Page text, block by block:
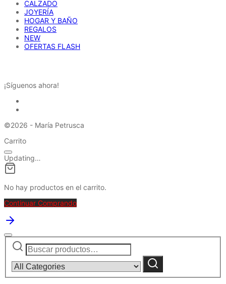
CALZADO
JOYERÍA
HOGAR Y BAÑO
REGALOS
NEW
OFERTAS FLASH
¡Síguenos ahora!
©2026 - María Petrusca
Carrito
Updating…
No hay productos en el carrito.
Continuar Comprando
Buscar
por:
category:
Buscar